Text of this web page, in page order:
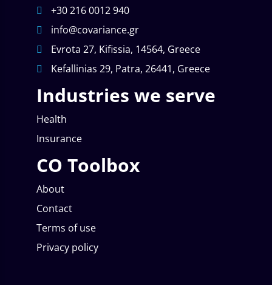
+30 216 0012 940
info@covariance.gr
Evrota 27, Kifissia, 14564, Greece
Kefallinias 29, Patra, 26441, Greece
Industries we serve
Health
Insurance
CO Toolbox
About
Contact
Terms of use
Privacy policy